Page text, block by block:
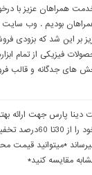
همراهان عزیز با
همراهان بودیم . وب
بر این شد که بزودی
فیزیکی از تمام
های جدگانه و قالب
دینا پارس جهت ارائه
مشتریان عزیز. تمام
*میتوانید قیمت
مقایسه کنید*